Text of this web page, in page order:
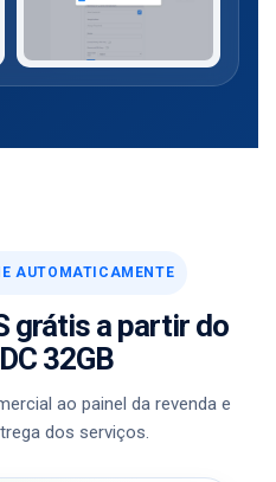
AUTOMATICAMENTE
grátis a partir do
32GB
ao painel da revenda e
dos serviços.